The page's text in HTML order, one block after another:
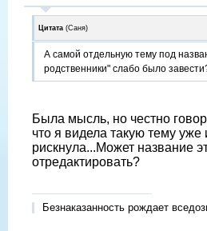
Цитата (Саня)
А самой отдельную тему под
родственники" слабо было
Была мысль, но честно
что я видела такую тему уже
рискнула...Может название
отредактировать?
Безнаказанность рождает